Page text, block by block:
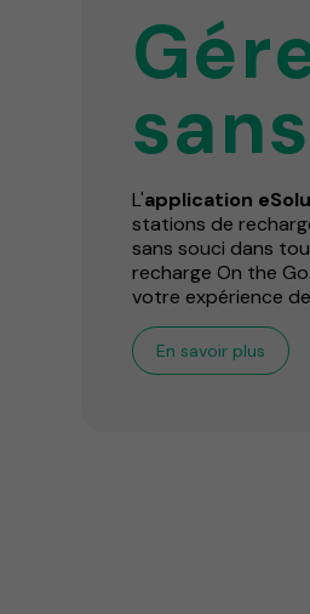
L'application
stations de
sans souci dans
recharge On the
votre expérience
En savoir plus